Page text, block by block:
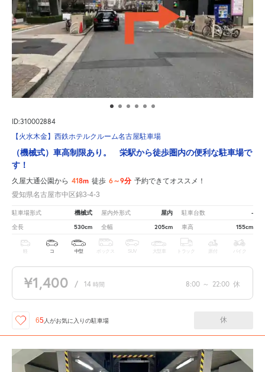
ID:310002884
【火水木金】西鉄ホテルクルーム名古屋駐車場
（機械式）車高制限あり。 栄駅から徒歩圏内の便利な駐車場で
す！
久屋大通公園から 418m 徒歩 6～9分 予約できてオススメ！
愛知県名古屋市中区錦3-4-3
駐車場形式 機械式 屋内外形式 屋内 駐車台数 -
全長 530cm 全幅 205cm 車高 155cm
軽 コ 中型 ボックス SUV 大型車 トラック 原付 バイク
¥1,400 / 14 時間 8:00 ～ 22:00 休
65 人がお気に入りの駐車場 休